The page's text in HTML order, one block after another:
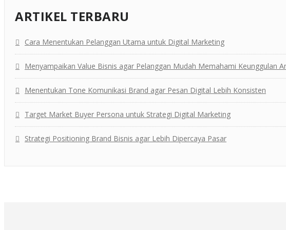
ARTIKEL TERBARU
Cara Menentukan Pelanggan Utama untuk Digital Marketing
Menyampaikan Value Bisnis agar Pelanggan Mudah Memahami Keunggulan
Menentukan Tone Komunikasi Brand agar Pesan Digital Lebih Konsisten
Target Market Buyer Persona untuk Strategi Digital Marketing
Strategi Positioning Brand Bisnis agar Lebih Dipercaya Pasar